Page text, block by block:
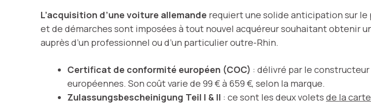
L’acquisition d’une voiture allemande requiert une solide anticipation sur
et de démarches sont imposées à tout nouvel acquéreur souhaitant obtenir
auprès d’un professionnel ou d’un particulier outre-Rhin.
Certificat de conformité européen (COC) : délivré par le
européennes. Son coût varie de 99 € à 659 €, selon la marque.
Zulassungsbescheinigung Teil I & II : ce sont les deux volets de la